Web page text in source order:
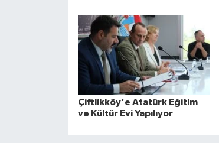
Çiftlikköy'e Atatürk Eğitim
ve Kültür Evi Yapılıyor